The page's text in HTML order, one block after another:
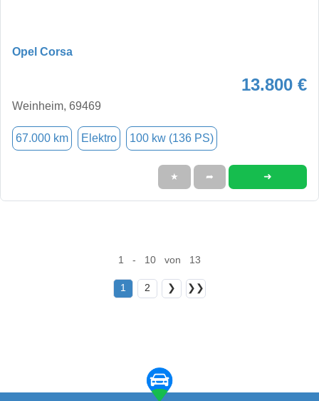
Opel Corsa
13.800 €
Weinheim, 69469
67.000 km Elektro 100 kw (136 PS)
★ ➦ ➜
1 - 10 von 13
1 2 ❯ ❯❯